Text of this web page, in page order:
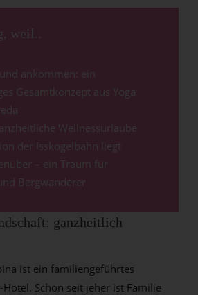
weil..
ankommen: ein
Gesamtkonzept aus Yoga
Wellnessurlaube
der Isskogelbahn liegt
– ein Traum für
Bergwanderer
ganzheitlich
ist ein familiengeführtes
Schon seit jeher ist Familie